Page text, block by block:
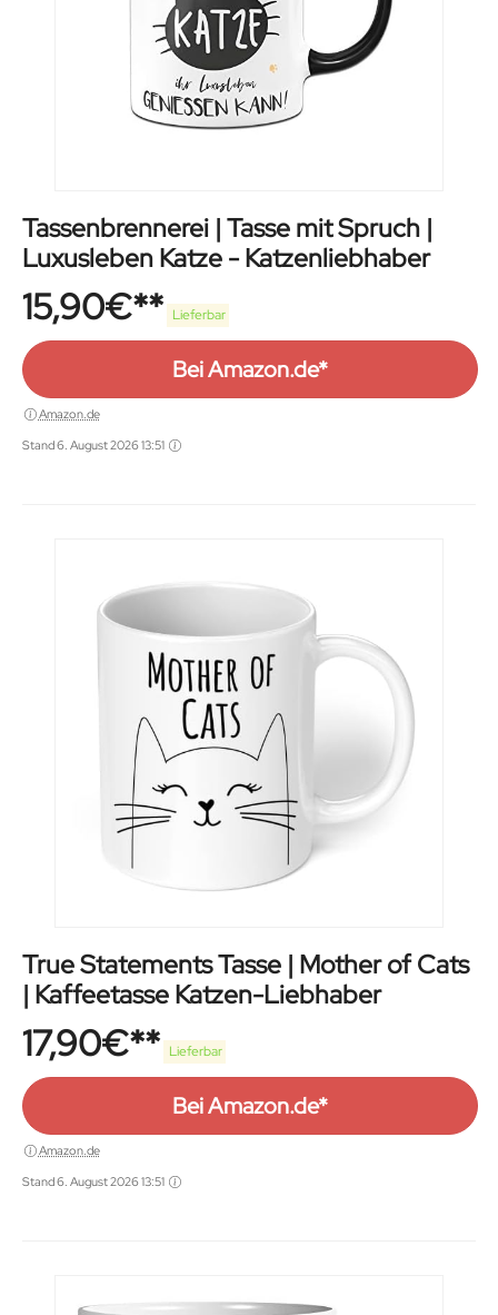
Tassenbrennerei | Tasse mit Spruch |
Luxusleben Katze - Katzenliebhaber
15,90€ Lieferbar
Bei Amazon.de*
Amazon.de
Stand 6. August 2026 13:51
True Statements Tasse | Mother of Cats
| Kaffeetasse Katzen-Liebhaber
17,90€ Lieferbar
Bei Amazon.de*
Amazon.de
Stand 6. August 2026 13:51